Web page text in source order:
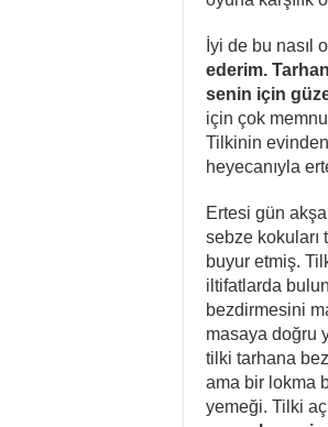
İyi de bu nasıl
ederim.
senin için
için çok
Tilkinin
heyecanıyla
Ertesi gün
sebze kokuları
buyur etmiş.
iltifatlarda
bezdirmesini
masaya doğru
tilki tarhana
ama bir lokma
yemeği. Tilki aç